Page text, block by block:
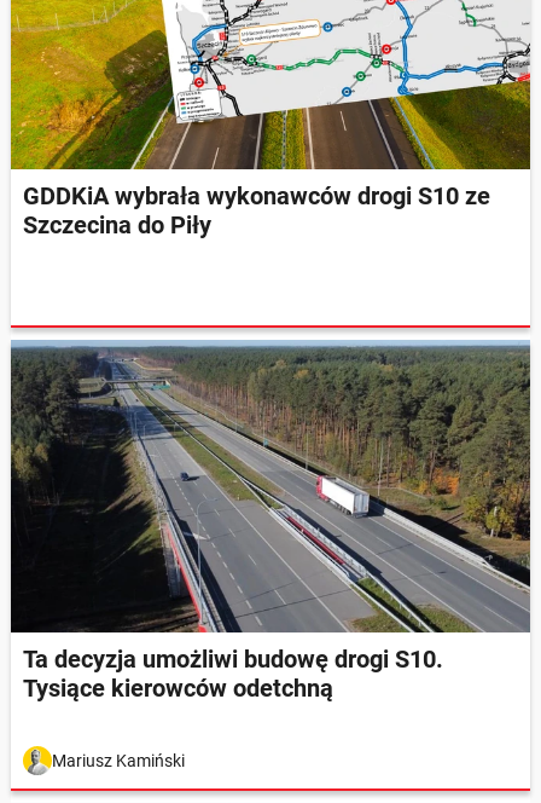
GDDKiA wybrała wykonawców drogi S10 ze
Szczecina do Piły
Ta decyzja umożliwi budowę drogi S10.
Tysiące kierowców odetchną
Mariusz Kamiński